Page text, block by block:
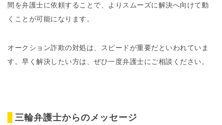
間を弁護士に依頼することで、よりスムーズに解決へ向けて動
くことが可能になります。
オークション詐欺の対処は、スピードが重要だといわれていま
す。早く解決したい方は、ぜひ一度弁護士にご相談ください。
三輪弁護士からのメッセージ